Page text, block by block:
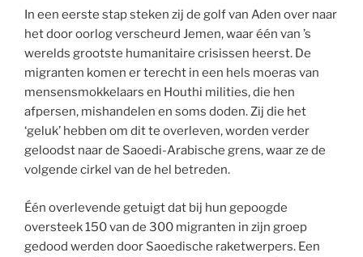
In een eerste stap steken zij de golf van Aden over naar
het door oorlog verscheurd Jemen, waar één van ’s
werelds grootste humanitaire crisissen heerst. De
migranten komen er terecht in een hels moeras van
mensensmokkelaars en Houthi milities, die hen
afpersen, mishandelen en soms doden. Zij die het
‘geluk’ hebben om dit te overleven, worden verder
geloodst naar de Saoedi-Arabische grens, waar ze de
volgende cirkel van de hel betreden.
Één overlevende getuigt dat bij hun gepoogde
oversteek 150 van de 300 migranten in zijn groep
gedood werden door Saoedische raketwerpers. Een